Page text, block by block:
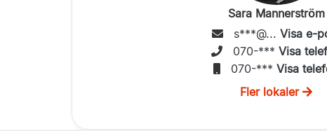
Sara Mannerström
s***@... Visa e-
070-*** Visa
070-*** Visa
Fler lokaler